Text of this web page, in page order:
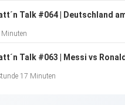
Minuten
17 Minuten